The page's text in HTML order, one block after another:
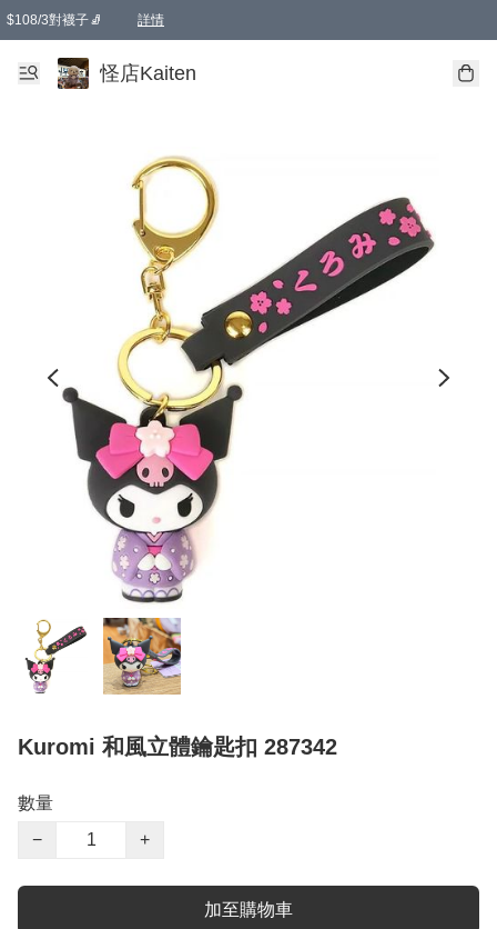
$108/3對襪子🧦 詳情
卡通傘☂️2把8折
購物滿 HKD 650.00即享免運費優惠！（適用於 本地送貨、本地取貨 )
怪店Kaiten
Kuromi 和風立體鑰匙扣 287342
數量
−
+
加至購物車